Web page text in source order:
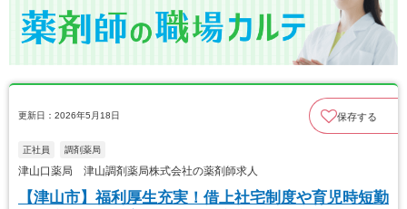
更新日：2026年5月18日 保存する
正社員 調剤薬局
津山口薬局 津山調剤薬局株式会社の薬剤師求人
【津山市】福利厚生充実！借上社宅制度や育児時短勤